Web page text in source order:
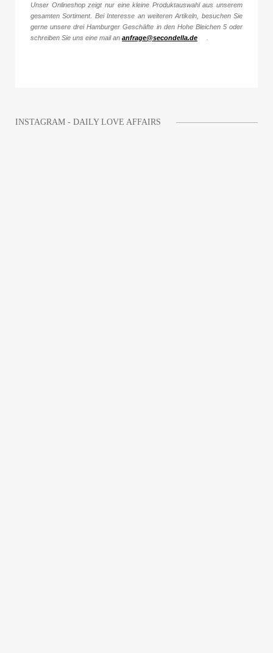
Unser Onlineshop zeigt nur eine kleine Produktauswahl aus unserem
gesamten Sortiment. Bei Interesse an weiteren Artikeln, besuchen Sie
gerne unsere drei Hamburger Geschäfte in den Hohe Bleichen 5 oder
schreiben Sie uns eine mail an anfrage@secondella.de
INSTAGRAM - DAILY LOVE AFFAIRS